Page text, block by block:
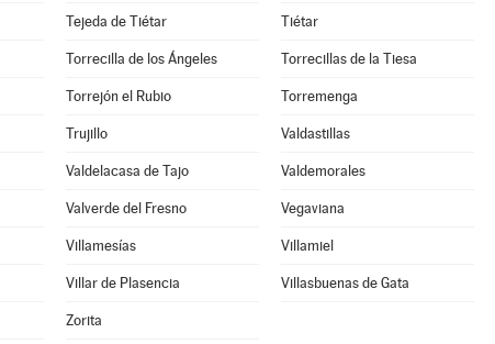
Tejeda de Tiétar Tiétar
Torrecilla de los Ángeles Torrecillas de la Tiesa
Torrejón el Rubio Torremenga
Trujillo Valdastillas
Valdelacasa de Tajo Valdemorales
Valverde del Fresno Vegaviana
Villamesías Villamiel
Villar de Plasencia Villasbuenas de Gata
Zorita